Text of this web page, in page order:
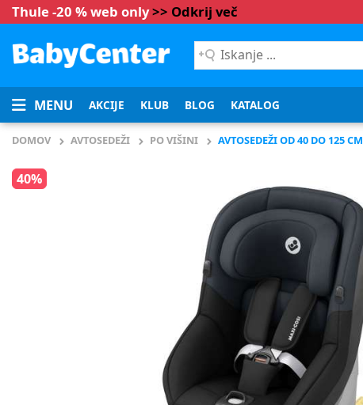
Thule -20 % web only>> Odkrij več
Iskanje
...
MENU AKCIJE KLUB BLOG KATALOG
DOMOV AVTOSEDEŽI PO VIŠINI AVTOSEDEŽI OD 40 DO 125 CM
40%